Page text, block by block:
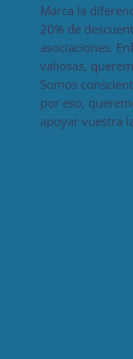
Marca la
20% de
asociaciones.
valiosas,
Somos
por eso,
apoyar vuestra